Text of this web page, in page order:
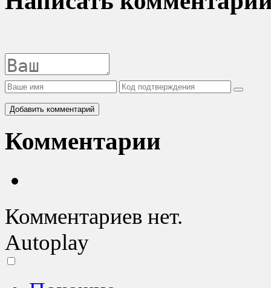
Добавить комментарий
Комментарии
Комментариев нет.
Autoplay